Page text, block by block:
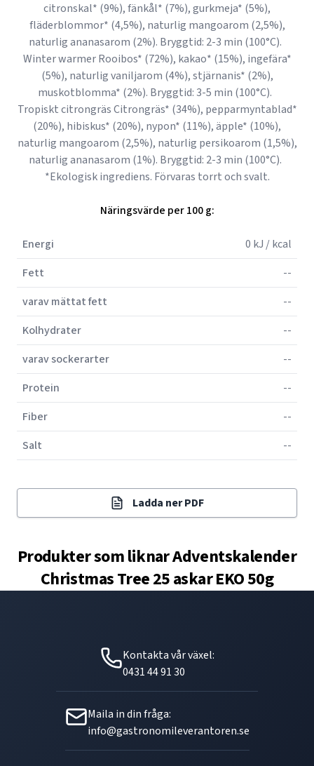
citronskal* (9%), fänkål* (7%), gurkmeja* (5%),
fläderblommor* (4,5%), naturlig mangoarom (2,5%),
naturlig ananasarom (2%). Bryggtid: 2-3 min (100°C).
Winter warmer Rooibos* (72%), kakao* (15%), ingefära*
(5%), naturlig vaniljarom (4%), stjärnanis* (2%),
muskotblomma* (2%). Bryggtid: 3-5 min (100°C).
Tropiskt citrongräs Citrongräs* (34%), pepparmyntablad*
(20%), hibiskus* (20%), nypon* (11%), äpple* (10%),
naturlig mangoarom (2,5%), naturlig persikoarom (1,5%),
naturlig ananasarom (1%). Bryggtid: 2-3 min (100°C).
*Ekologisk ingrediens. Förvaras torrt och svalt.
Näringsvärde per 100 g:
Energi
0 kJ / kcal
Fett
--
varav mättat fett
--
Kolhydrater
--
varav sockerarter
--
Protein
--
Fiber
--
Salt
--
Ladda ner PDF
Produkter som liknarAdventskalender
Christmas Tree 25 askar EKO 50g
Kontakta vår växel:
0431 44 91 30
Maila in din fråga:
info@gastronomileverantoren.se